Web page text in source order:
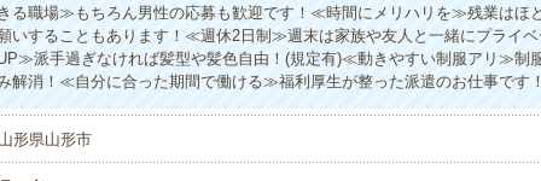
る職場≫もちろん男性の応募も歓迎です！≪時間にメリハリを≫残業はほ
いすることもあります！≪週休2日制≫週末は家族や友人と一緒にプライ
派手過ぎなければ髪型や髪色自由！(規定有)≪動きやすい制服アリ≫制
解消！≪自分に合った期間で働ける≫福利厚生が整った派遣のお仕事です
形県山形市